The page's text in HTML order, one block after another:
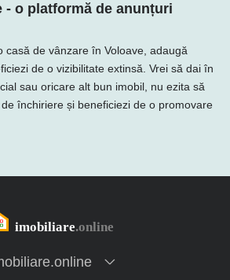
- o platformă de anunțuri
casă de vânzare în Voloave, adaugă
de o vizibilitate extinsă. Vrei să dai în
sau oricare alt bun imobil, nu ezita să
închiriere și beneficiezi de o promovare